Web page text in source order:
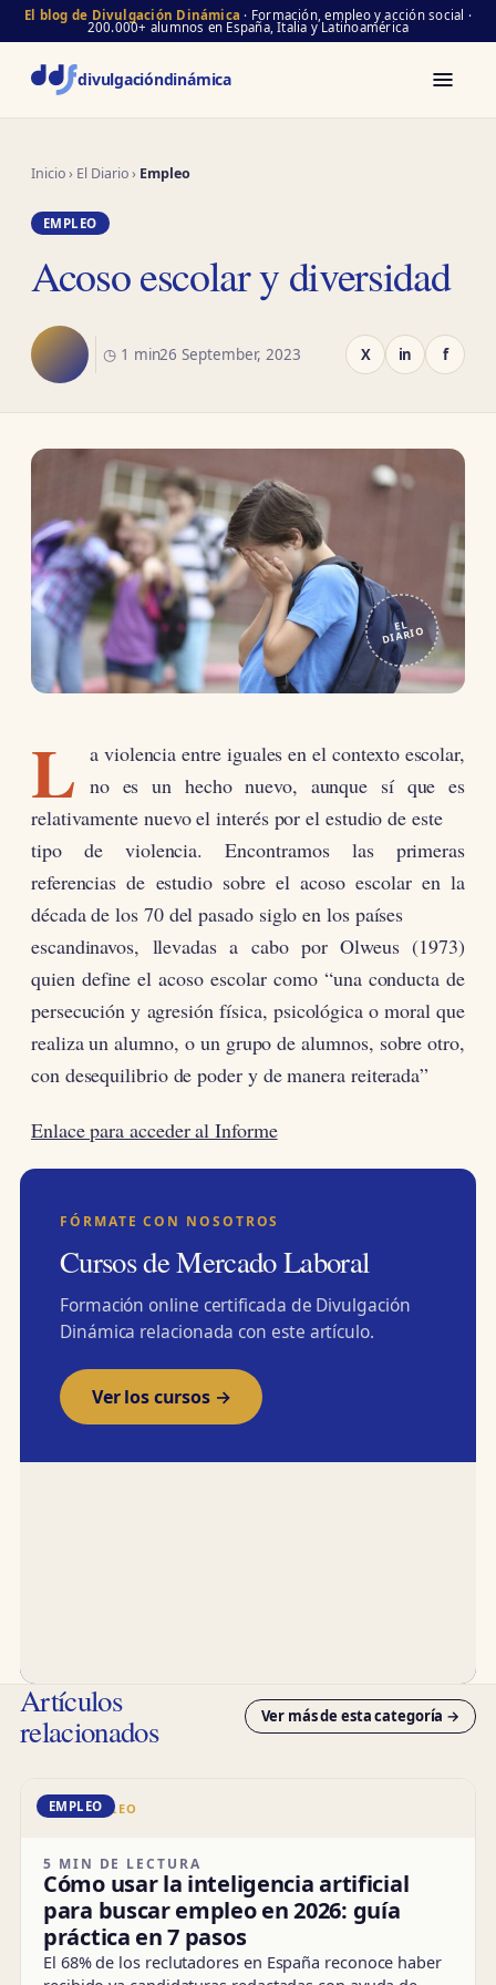
El blog de Divulgación Dinámica · Formación, empleo y acción social ·
200.000+ alumnos en España, Italia y Latinoamérica
divulgacióndinámica
Inicio› El Diario› Empleo
EMPLEO
Acoso escolar y diversidad
◷ 1 min26 September, 2023 X in f
EL
DIARIO
L a violencia entre iguales en el contexto escolar,
no es un hecho nuevo, aunque sí que es
relativamente nuevo el interés por el estudio de este
tipo de violencia. Encontramos las primeras
referencias de estudio sobre el acoso escolar en la
década de los 70 del pasado siglo en los países
escandinavos, llevadas a cabo por Olweus (1973)
quien define el acoso escolar como “una conducta de
persecución y agresión física, psicológica o moral que
realiza un alumno, o un grupo de alumnos, sobre otro,
con desequilibrio de poder y de manera reiterada”
Enlace para acceder al Informe
FÓRMATE CON NOSOTROS
Cursos de Mercado Laboral
Formación online certificada de Divulgación
Dinámica relacionada con este artículo.
Ver los cursos →
Artículos
relacionados Ver más de esta categoría →
DD · EMPLEO
EMPLEO
5 MIN DE LECTURA
Cómo usar la inteligencia artificial
para buscar empleo en 2026: guía
práctica en 7 pasos
El 68% de los reclutadores en España reconoce haber